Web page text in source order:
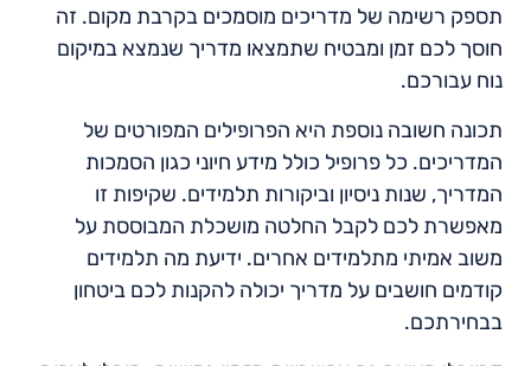
תספק רשימה של מדריכים מוסמכים בקרבת מקום. זה
חוסך לכם זמן ומבטיח שתמצאו מדריך שנמצא במיקום
נוח עבורכם.
תכונה חשובה נוספת היא הפרופילים המפורטים של
המדריכים. כל פרופיל כולל מידע חיוני כגון הסמכות
המדריך, שנות ניסיון וביקורות תלמידים. שקיפות זו
מאפשרת לכם לקבל החלטה מושכלת המבוססת על
משוב אמיתי מתלמידים אחרים. ידיעת מה תלמידים
קודמים חושבים על מדריך יכולה להקנות לכם ביטחון
בבחירתכם.